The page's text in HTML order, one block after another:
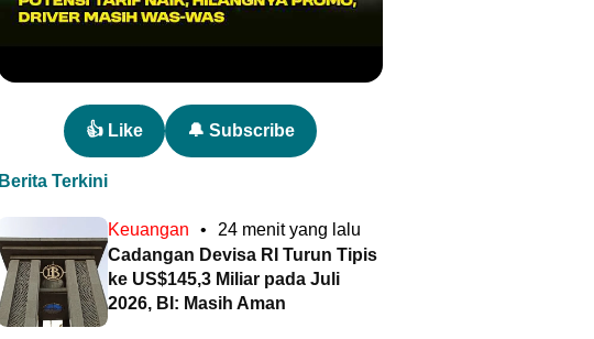
👍 Like 🔔 Subscribe
Berita Terkini
Keuangan •
24 menit yang lalu
Cadangan Devisa RI Turun Tipis
ke US$145,3 Miliar pada Juli
2026, BI: Masih Aman